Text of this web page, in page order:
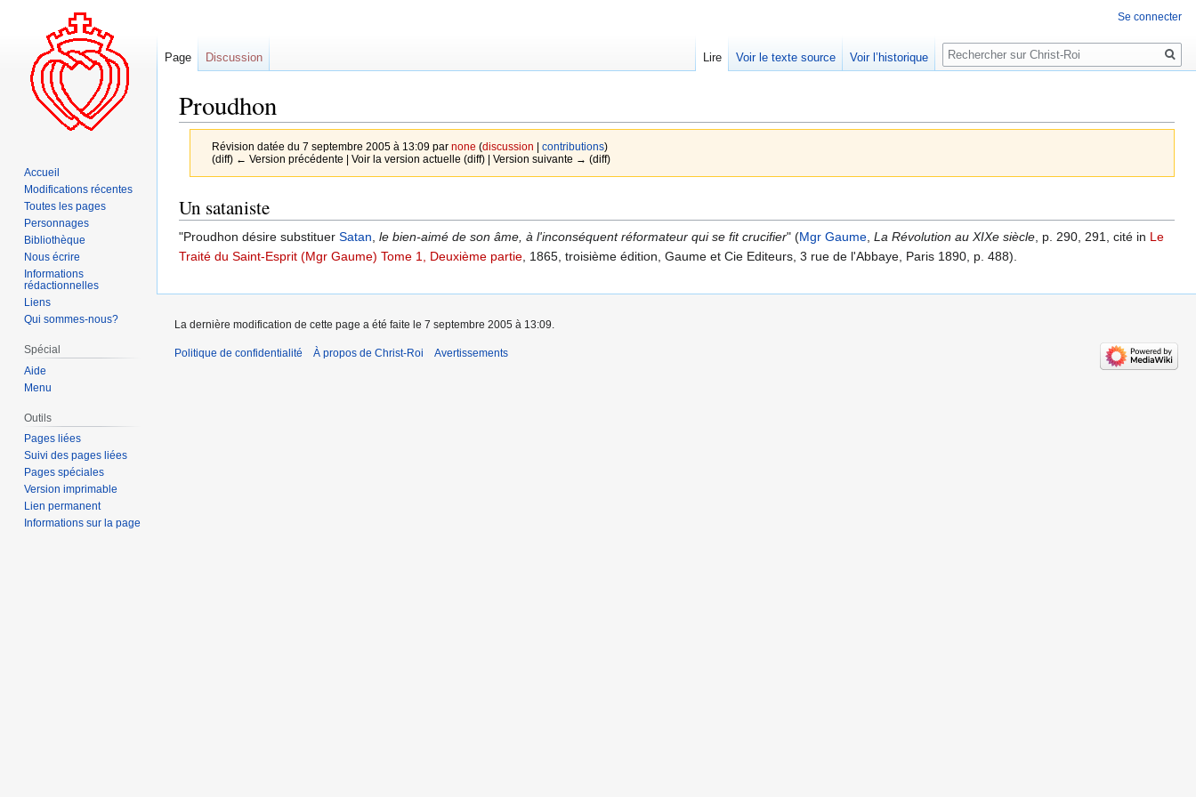
Proudhon
Révision datée du 7 septembre 2005 à 13:09 par none (discussion contributions)
(diff) ← Version précédente | Voir la version actuelle (diff) | Version suivante → (diff)
Aller
à
la
navigation
Aller
à
la
recherche
Un sataniste
"Proudhon désire substituer Satan le bien-aimé de son âme, à l'inconséquent réformateur qui se fit crucifier" (Mgr Gaume La Révolution au XIXe siècle , p. 290, 291, cité in Le
Traité du Saint-Esprit (Mgr Gaume) Tome 1, Deuxième partie , 1865, troisième édition, Gaume et Cie Editeurs, 3 rue de l'Abbaye, Paris 1890, p. 488).
Se connecter
Page Discussion Lire Voir le texte source Voir l’historique
Rechercher
Accueil
Modifications récentes
Toutes les pages
Personnages
Bibliothèque
Nous écrire
Informations
rédactionnelles
Liens
Qui sommes-nous?
Spécial
Aide
Menu
Outils
Pages liées
Suivi des pages liées
Pages spéciales
Version imprimable
Lien permanent
Informations sur la page
La dernière modification de cette page a été faite le 7 septembre 2005 à 13:09.
Politique de confidentialité À propos de Christ-Roi Avertissements